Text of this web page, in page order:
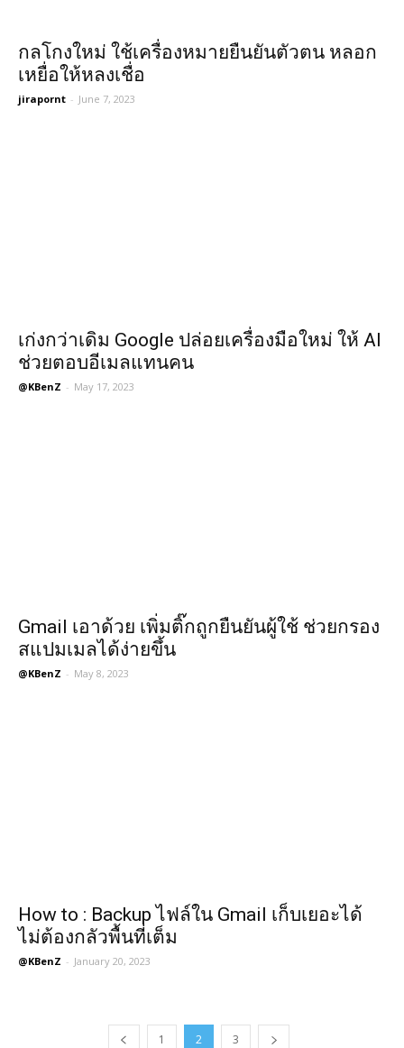
กลโกงใหม่ ใช้เครื่องหมายยืนยันตัวตน หลอก
เหยื่อให้หลงเชื่อ
jirapornt - June 7, 2023
เก่งกว่าเดิม Google ปล่อยเครื่องมือใหม่ ให้ AI
ช่วยตอบอีเมลแทนคน
@KBenZ - May 17, 2023
Gmail เอาด้วย เพิ่มติ๊กถูกยืนยันผู้ใช้ ช่วยกรอง
สแปมเมลได้ง่ายขึ้น
@KBenZ - May 8, 2023
How to : Backup ไฟล์ใน Gmail เก็บเยอะได้
ไม่ต้องกลัวพื้นที่เต็ม
@KBenZ - January 20, 2023
1 2 3